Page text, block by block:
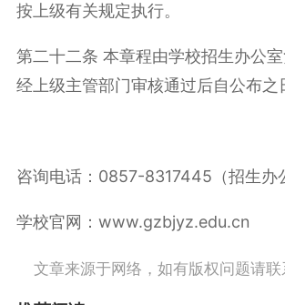
按上级有关规定执行。
第二十二条 本章程由学校招生办公
经上级主管部门审核通过后自公布之
咨询电话：0857-8317445（招生办
学校官网：www.gzbjyz.edu.cn
文章来源于网络，如有版权问题请联